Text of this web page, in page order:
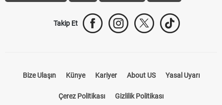
Takip Et
Bize Ulaşın Künye Kariyer About US Yasal Uyarı
Çerez Politikası Gizlilik Politikası